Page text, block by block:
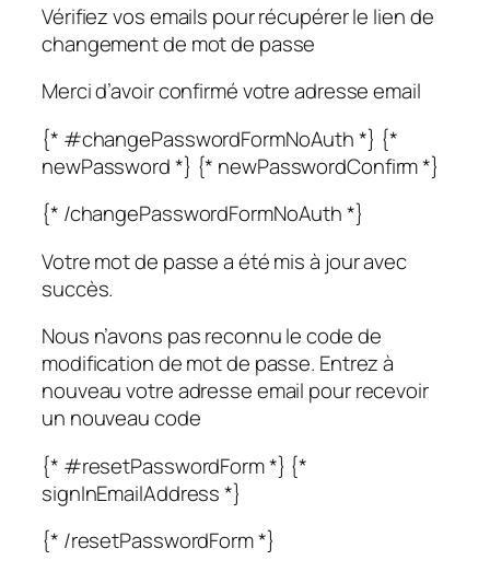
Vérifiez vos emails pour récupérer le lien de
changement de mot de passe
Merci d’avoir confirmé votre adresse email
{* #changePasswordFormNoAuth *} {*
newPassword *} {* newPasswordConfirm *}
{* /changePasswordFormNoAuth *}
Votre mot de passe a été mis à jour avec
succès.
Nous n’avons pas reconnu le code de
modification de mot de passe. Entrez à
nouveau votre adresse email pour recevoir
un nouveau code
{* #resetPasswordForm *} {*
signInEmailAddress *}
{* /resetPasswordForm *}